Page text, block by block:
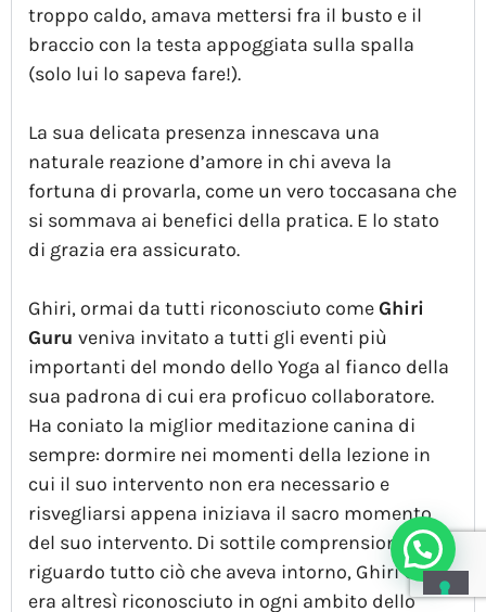
troppo caldo, amava mettersi fra il busto e il
braccio con la testa appoggiata sulla spalla
(solo lui lo sapeva fare!).
La sua delicata presenza innescava una
naturale reazione d’amore in chi aveva la
fortuna di provarla, come un vero toccasana che
si sommava ai benefici della pratica. E lo stato
di grazia era assicurato.
Ghiri, ormai da tutti riconosciuto comeGhiri
Guru veniva invitato a tutti gli eventi più
importanti del mondo dello Yoga al fianco della
sua padrona di cui era proficuo collaboratore.
Ha coniato la miglior meditazione canina di
sempre: dormire nei momenti della lezione in
cui il suo intervento non era necessario e
risvegliarsi appena iniziava il sacro momento
del suo intervento. Di sottile comprensione
riguardo tutto ciò che aveva intorno, Ghiri Guru
era altresì riconosciuto in ogni ambito dello